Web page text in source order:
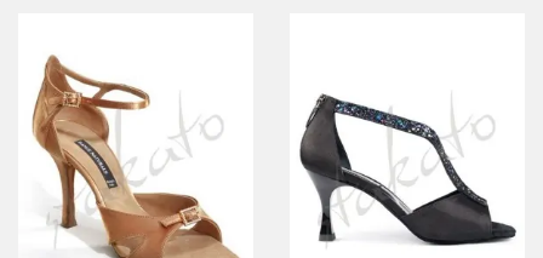
LISTA ŻYCZEŃ
SZCZEGÓŁY